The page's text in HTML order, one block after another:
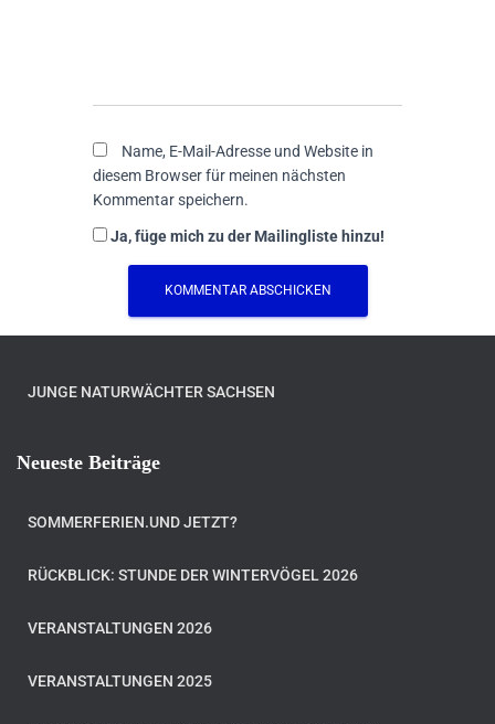
Name, E-Mail-Adresse und Website in
diesem Browser für meinen nächsten
Kommentar speichern.
Ja, füge mich zu der Mailingliste hinzu!
JUNGE NATURWÄCHTER SACHSEN
Neueste Beiträge
SOMMERFERIEN.UND JETZT?
RÜCKBLICK: STUNDE DER WINTERVÖGEL 2026
VERANSTALTUNGEN 2026
VERANSTALTUNGEN 2025